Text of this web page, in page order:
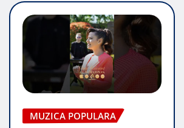
MUZICA POPULARA